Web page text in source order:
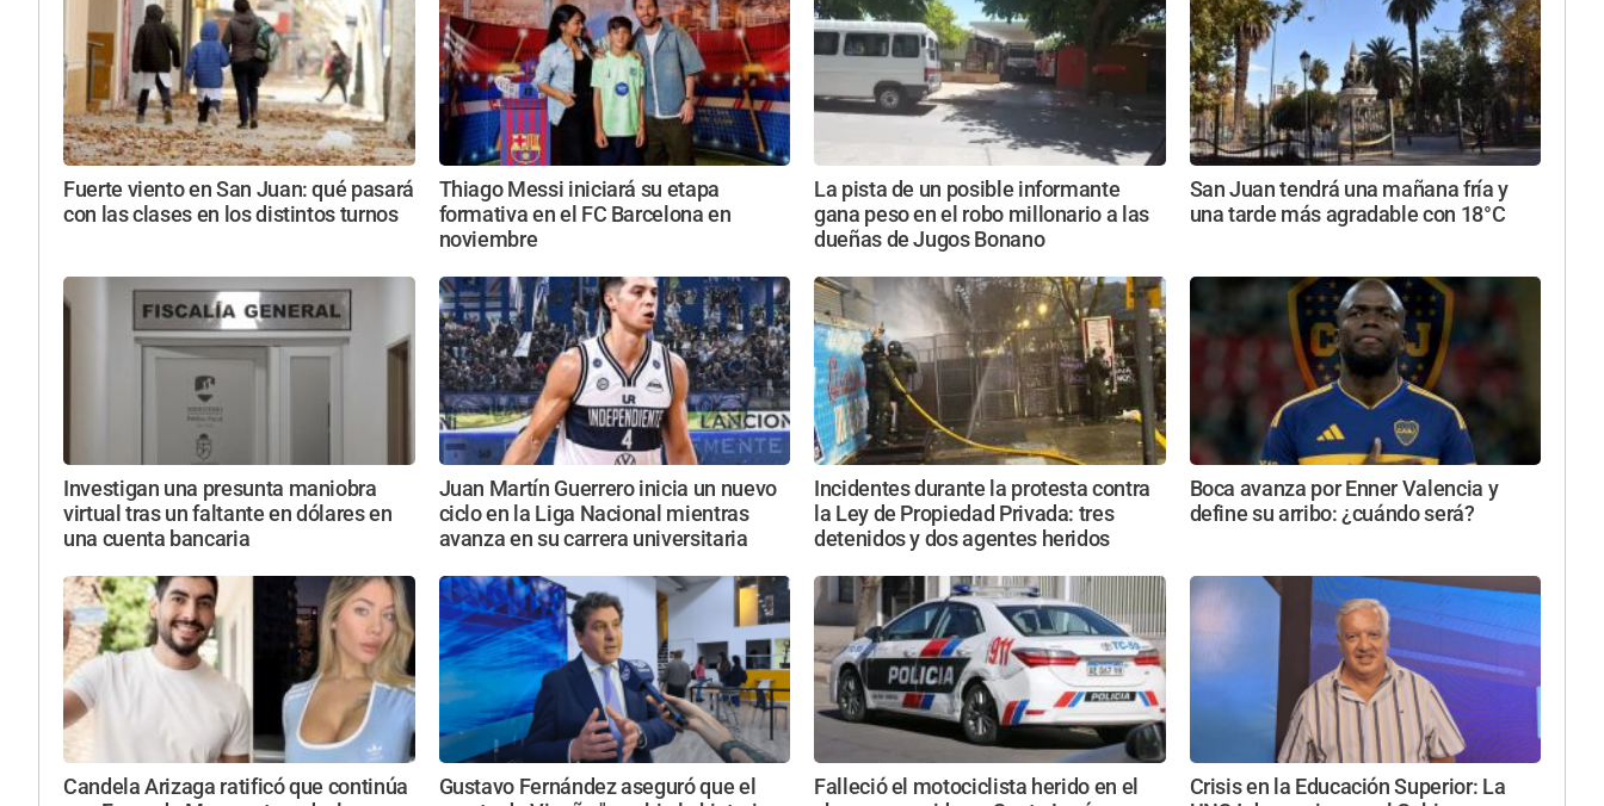
Fuerte viento en San Juan: qué pasará
con las clases en los distintos turnos
Thiago Messi iniciará su etapa
formativa en el FC Barcelona en
noviembre
La pista de un posible informante
gana peso en el robo millonario a las
dueñas de Jugos Bonano
San Juan tendrá una mañana fría y
una tarde más agradable con 18°C
Investigan una presunta maniobra
virtual tras un faltante en dólares en
una cuenta bancaria
Juan Martín Guerrero inicia un nuevo
ciclo en la Liga Nacional mientras
avanza en su carrera universitaria
Incidentes durante la protesta contra
la Ley de Propiedad Privada: tres
detenidos y dos agentes heridos
Boca avanza por Enner Valencia y
define su arribo: ¿cuándo será?
Candela Arizaga ratificó que continúa
Gustavo Fernández aseguró que el
Falleció el motociclista herido en el
Crisis en la Educación Superior: La